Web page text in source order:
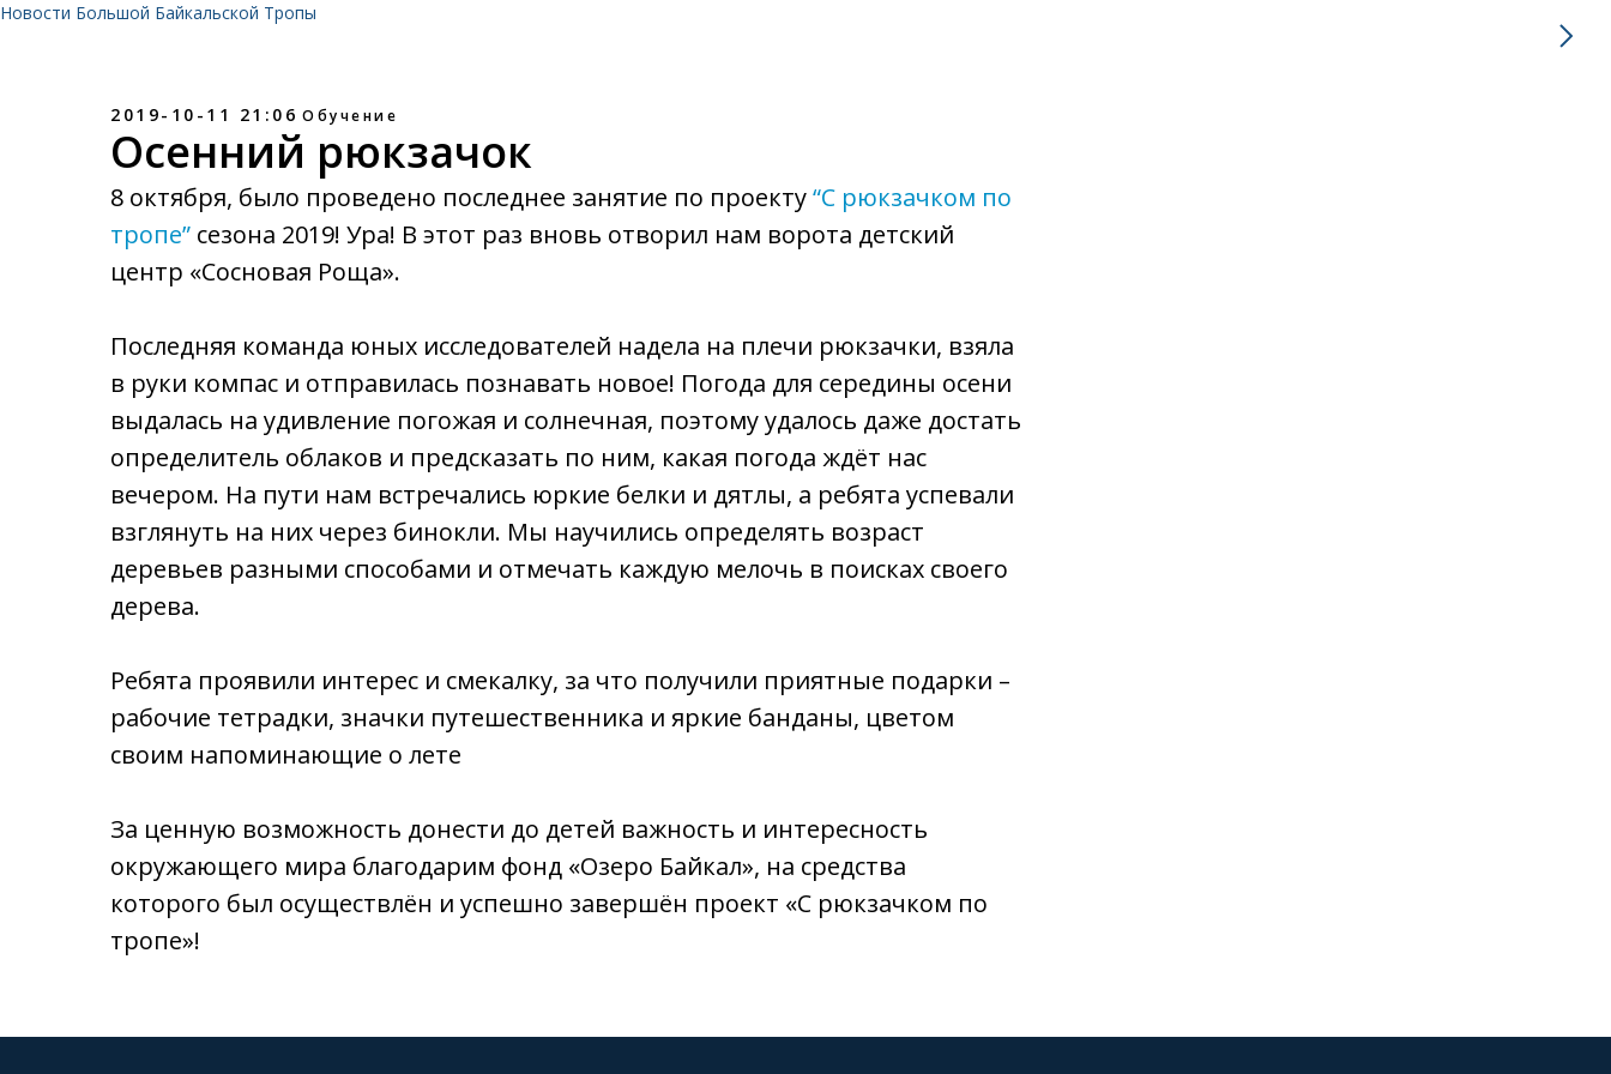
Новости Большой Байкальской Тропы
2019-10-11 21:06 Обучение
Осенний рюкзачок
8 октября, было проведено последнее занятие по проекту“С рюкзачком по
тропе” сезона 2019! Ура! В этот раз вновь отворил нам ворота детский
центр «Сосновая Роща».
Последняя команда юных исследователей надела на плечи рюкзачки, взяла
в руки компас и отправилась познавать новое! Погода для середины осени
выдалась на удивление погожая и солнечная, поэтому удалось даже достать
определитель облаков и предсказать по ним, какая погода ждёт нас
вечером. На пути нам встречались юркие белки и дятлы, а ребята успевали
взглянуть на них через бинокли. Мы научились определять возраст
деревьев разными способами и отмечать каждую мелочь в поисках своего
дерева.
Ребята проявили интерес и смекалку, за что получили приятные подарки –
рабочие тетрадки, значки путешественника и яркие банданы, цветом
своим напоминающие о лете
За ценную возможность донести до детей важность и интересность
окружающего мира благодарим фонд «Озеро Байкал», на средства
которого был осуществлён и успешно завершён проект «С рюкзачком по
тропе»!